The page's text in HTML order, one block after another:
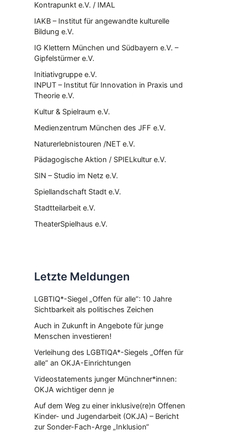
Kontrapunkt e.V. / IMAL
IAKB – Institut für angewandte kulturelle
Bildung e.V.
IG Klettern München und Südbayern e.V. –
Gipfelstürmer e.V.
Initiativgruppe e.V.
INPUT – Institut für Innovation in Praxis und
Theorie e.V.
Kultur & Spielraum e.V.
Medienzentrum München des JFF e.V.
Naturerlebnistouren /NET e.V.
Pädagogische Aktion / SPIELkultur e.V.
SIN – Studio im Netz e.V.
Spiellandschaft Stadt e.V.
Stadtteilarbeit e.V.
TheaterSpielhaus e.V.
Letzte Meldungen
LGBTIQ*-Siegel „Offen für alle“: 10 Jahre
Sichtbarkeit als politisches Zeichen
Auch in Zukunft in Angebote für junge
Menschen investieren!
Verleihung des LGBTIQA*-Siegels „Offen für
alle“ an OKJA-Einrichtungen
Videostatements junger Münchner*innen:
OKJA wichtiger denn je
Auf dem Weg zu einer inklusive(re)n Offenen
Kinder- und Jugendarbeit (OKJA) – Bericht
zur Sonder-Fach-Arge „Inklusion“